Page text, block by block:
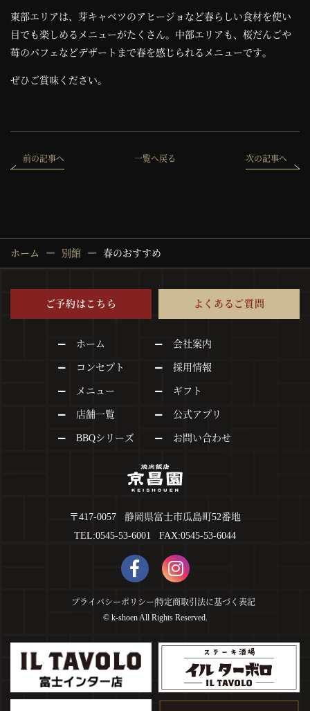
東部エリアは、芽キャベツのアヒージョなど春らしい食材を使い
目でも楽しめるメニューがたくさん。中部エリアも、桜だんごや
苺のパフェなどデザートまで春を感じられるメニューです。
ぜひご賞味ください。
前の記事へ 一覧へ戻る 次の記事へ
ホーム 別館 春のおすすめ
〒417-0057 静岡県富士市瓜島町52番地
TEL:0545-53-6001 FAX:0545-53-6044
プライバシーポリシー|特定商取引法に基づく表記
©︎ k-shoen All Rights Reserved.
ホーム
コンセプト
メニュー
店舗一覧
BBQシリーズ
会社案内
採用情報
ギフト
公式アプリ
お問い合わせ
ご予約はこちら よくあるご質問